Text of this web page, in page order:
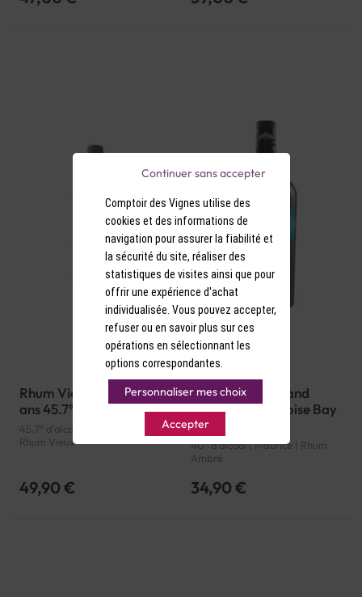
Rhum Vieux Shakara 12
ans 45.7°
45.7° d'alcool | Thaïlande |
Rhum Vieux
49,90 €
Rhum Ambré Island
Signature Turquoise Bay
40°
40° d'alcool | Maurice | Rhum
Ambré
34,90 €
Comptoir des Vignes utilise des
cookies et des informations de
navigation pour assurer la fiabilité et
la sécurité du site, réaliser des
statistiques de visites ainsi que pour
offrir une expérience d'achat
individualisée. Vous pouvez accepter,
refuser ou en savoir plus sur ces
opérations en sélectionnant les
options correspondantes.
Personnaliser mes choix
Accepter
Continuer sans accepter